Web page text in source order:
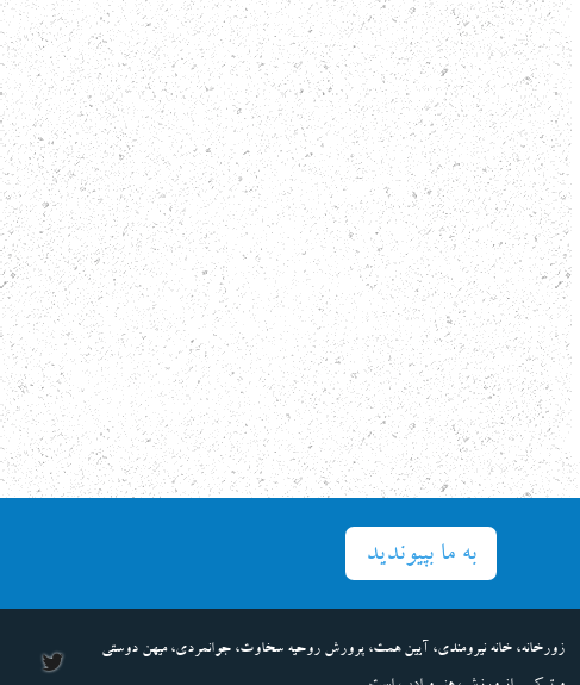
به ما بپیوندید
زورخانه، خانه نیرومندی، آیین همت، پرورش روحیه سخاوت، جوانمردی، میهن دوستی